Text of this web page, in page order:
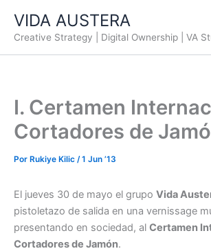
contenido
VIDA AUSTERA
Creative Strategy | Digital Ownership | VA
I. Certamen
Cortadores de
Por Rukiye Kilic /1 Jun ’13
El jueves 30 de mayo el grupo Vida
pistoletazo de salida en una vernissage
presentando en sociedad, al Certamen
Cortadores de Jamón.